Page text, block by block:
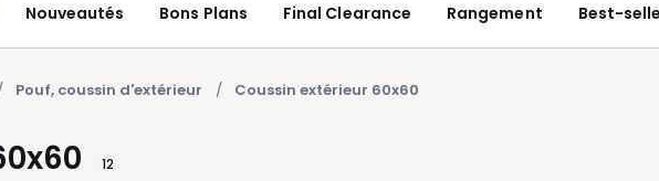
Nouveautés Bons Plans Final Clearance Rangement Best-
Pouf, coussin d'extérieur Coussin extérieur 60x60
12